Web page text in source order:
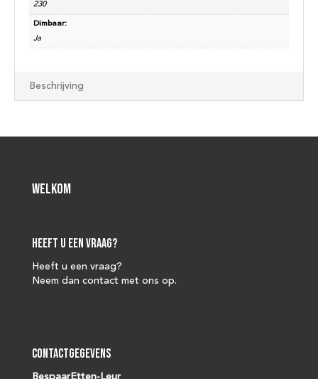
230
Dimbaar:
Ja
Beschrijving
Welkom
Heeft u een vraag?
Heeft u een vraag?
Neem dan contact met ons op.
Contactgegevens
BespaarEtten-Leur